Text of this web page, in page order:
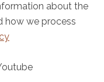
about the
how we process